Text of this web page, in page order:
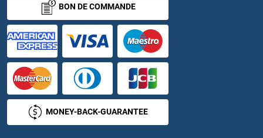
SYTL3 Anticorps
SYTL4 Anticorps
SYTL5 Anticorps
SYVN1 Anticorps
T Brachyury Protein Anticorps
BON DE COMMANDE
MONEY-BACK-GUARANTEE